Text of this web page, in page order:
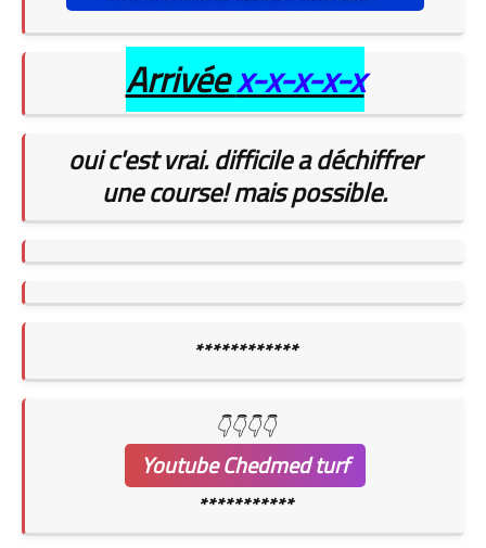
Arrivéex-x-x-x-x
oui c'est vrai. difficile a déchiffrer
une course!mais possible.
************
👇👇👇👇
Youtube Chedmed turf
***********